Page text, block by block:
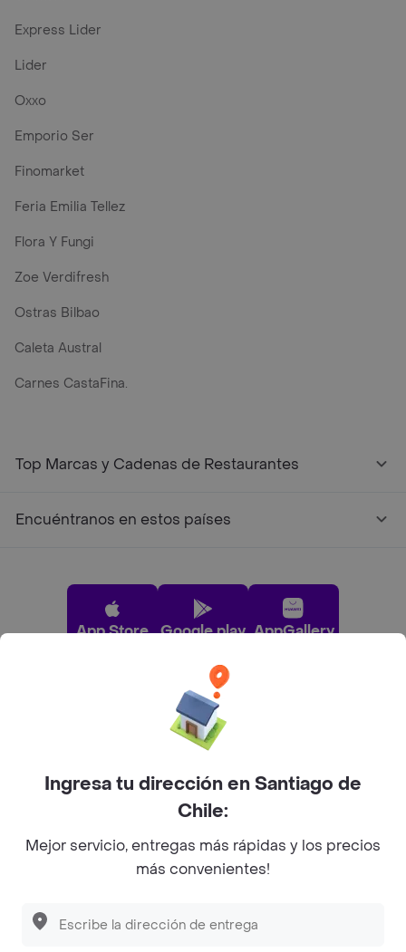
Express Lider
Lider
Oxxo
Emporio Ser
Finomarket
Feria Emilia Tellez
Flora Y Fungi
Zoe Verdifresh
Ostras Bilbao
Caleta Austral
Carnes CastaFina.
Top Marcas y Cadenas de Restaurantes
Encuéntranos en estos países
App Store Google play AppGallery
Pide tu comida favorita cerca de ti
Categorías
Ingresa tu dirección en Santiago de
Chile:
Mejor servicio, entregas más rápidas y los precios
más convenientes!